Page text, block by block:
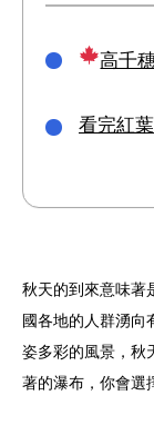
高千
看完紅
秋天的到來意味著
國各地的人群湧向
姿多彩的風景，秋
著的瀑布，你會選